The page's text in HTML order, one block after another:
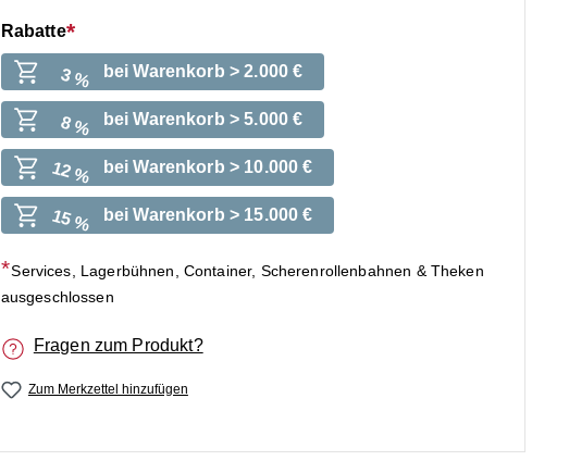
Rabatte
3 % bei Warenkorb > 2.000 €
8 % bei Warenkorb > 5.000 €
12 % bei Warenkorb > 10.000 €
15 % bei Warenkorb > 15.000 €
Services, Lagerbühnen, Container, Scherenrollenbahnen & Theken
ausgeschlossen
Fragen zum Produkt?
Zum Merkzettel hinzufügen